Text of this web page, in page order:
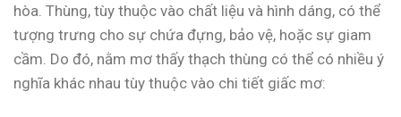
hòa. Thùng, tùy thuộc vào chất liệu và hình dáng, có thể
tượng trưng cho sự chứa đựng, bảo vệ, hoặc sự giam
cầm. Do đó, nằm mơ thấy thạch thùng có thể có nhiều ý
nghĩa khác nhau tùy thuộc vào chi tiết giấc mơ: